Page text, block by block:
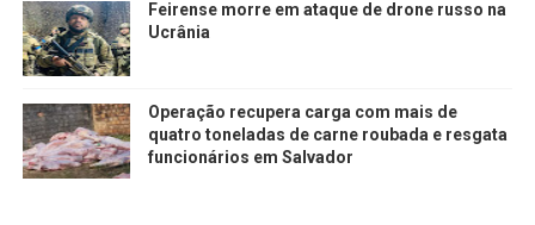
Feirense morre em ataque de drone russo na
Ucrânia
Operação recupera carga com mais de
quatro toneladas de carne roubada e resgata
funcionários em Salvador